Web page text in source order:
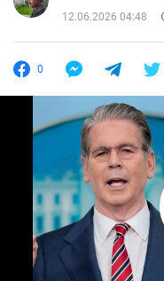
12.06.2026 04:48
0